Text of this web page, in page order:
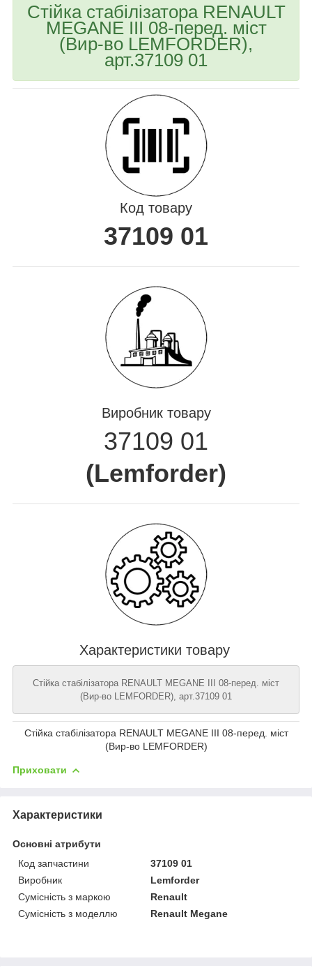
Стійка стабілізатора RENAULT
MEGANE III 08-перед. міст
(Вир-во LEMFORDER),
арт.37109 01
Код товару
37109 01
Виробник товару
37109 01
(Lemforder)
Характеристики товару
Стійка стабілізатора RENAULT MEGANE III 08-перед. міст
(Вир-во LEMFORDER), арт.37109 01
Стійка стабілізатора RENAULT MEGANE III 08-перед. міст
(Вир-во LEMFORDER)
Приховати
Характеристики
Основні атрибути
Код запчастини
37109 01
Виробник
Lemforder
Сумісність з маркою
Renault
Сумісність з моделлю
Renault Megane